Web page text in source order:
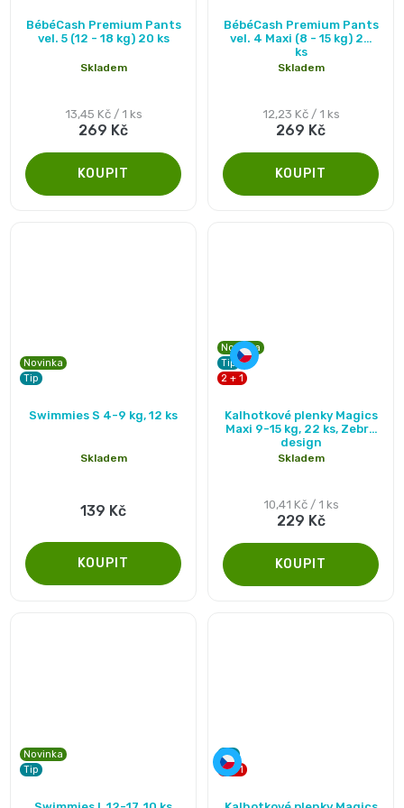
Plenky
vody
BébéCash
Mušelinové
plenky
BébéCash Premium Pants
vel. 5 (12 - 18 kg) 20 ks
hodnocení
produktu
4,8
z
hvězdiček.
Skladem
269 Kč
Měrná
cena:
13,45 Kč / 1 ks
BébéCash Premium Pants
vel. 4 Maxi (8 - 15 kg) 22
ks
hodnocení
produktu
5,0
z
hvězdiček.
Skladem
269 Kč
Měrná
cena:
12,23 Kč / 1 ks
Novinka
Tip
Swimmies S 4-9 kg, 12 ks
Skladem
139 Kč
Novinka
Tip
2 + 1
Kalhotkové plenky Magics
Maxi 9-15 kg, 22 ks, Zebra
design
hodnocení
produktu
5,0
z
hvězdiček.
Skladem
229 Kč
Měrná
cena:
10,41 Kč / 1 ks
Novinka
Tip
Tip
2 + 1